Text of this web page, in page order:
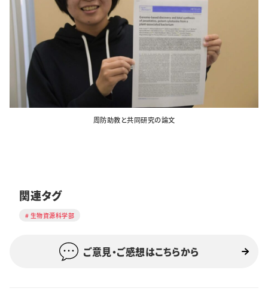
周防助教と共同研究の論文
関連タグ
生物資源科学部
ご意見・ご感想はこちらから